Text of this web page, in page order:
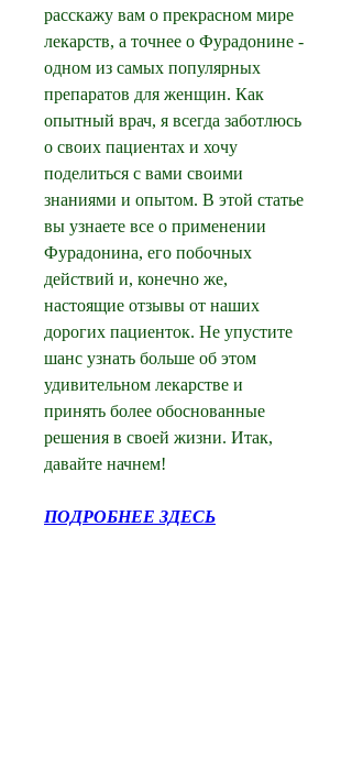
расскажу вам о прекрасном мире
лекарств, а точнее о Фурадонине -
одном из самых популярных
препаратов для женщин. Как
опытный врач, я всегда заботлюсь
о своих пациентах и хочу
поделиться с вами своими
знаниями и опытом. В этой статье
вы узнаете все о применении
Фурадонина, его побочных
действий и, конечно же,
настоящие отзывы от наших
дорогих пациенток. Не упустите
шанс узнать больше об этом
удивительном лекарстве и
принять более обоснованные
решения в своей жизни. Итак,
давайте начнем!
ПОДРОБНЕЕ ЗДЕСЬ